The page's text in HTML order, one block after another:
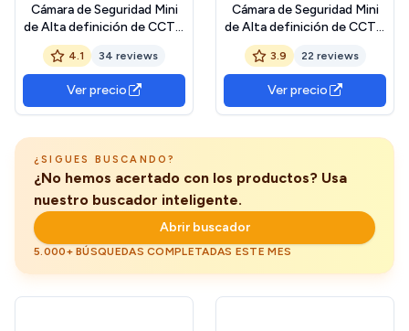
Cámara de Seguridad Mini
de Alta definición de CCTV
2,8 mm 110 Grados de Gran
ángulo 1000tvl Cámara de
vigilancia Interior pequeña
(DST-CM15WD)
4.1 34 reviews
Ver precio
Cámara de Seguridad Mini
de Alta definición de CCTV
3,6 mm 90 Grados 1000tvl
pequeña cámara de
vigilancia de CCTV Interior
(DST-290PS)
3.9 22 reviews
Ver precio
¿SIGUES BUSCANDO?
¿No hemos acertado con los productos? Usa
nuestro buscador inteligente.
Abrir buscador
5.000+ BÚSQUEDAS COMPLETADAS ESTE MES